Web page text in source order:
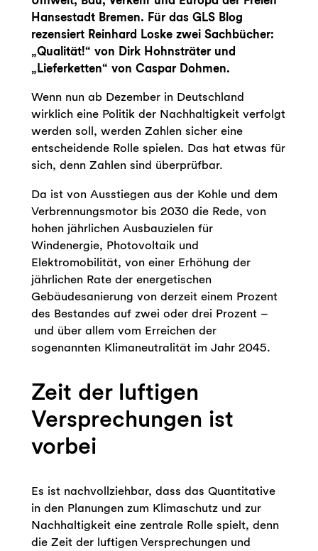
Hansestadt Bremen. Für das GLS Blog
rezensiert Reinhard Loske zwei Sachbücher:
„Qualität!“ von Dirk Hohnsträter und
„Lieferketten“ von Caspar Dohmen.
Wenn nun ab Dezember in Deutschland
wirklich eine Politik der Nachhaltigkeit verfolgt
werden soll, werden Zahlen sicher eine
entscheidende Rolle spielen. Das hat etwas für
sich, denn Zahlen sind überprüfbar.
Da ist von Ausstiegen aus der Kohle und dem
Verbrennungsmotor bis 2030 die Rede, von
hohen jährlichen Ausbauzielen für
Windenergie, Photovoltaik und
Elektromobilität, von einer Erhöhung der
jährlichen Rate der energetischen
Gebäudesanierung von derzeit einem Prozent
des Bestandes auf zwei oder drei Prozent –
und über allem vom Erreichen der
sogenannten Klimaneutralität im Jahr 2045.
Zeit der luftigen
Versprechungen ist
vorbei
Es ist nachvollziehbar, dass das Quantitative
in den Planungen zum Klimaschutz und zur
Nachhaltigkeit eine zentrale Rolle spielt, denn
die Zeit der luftigen Versprechungen und